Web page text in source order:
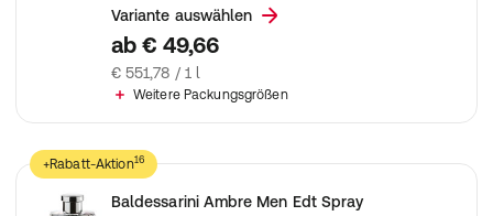
Baldessarini Cool Force Edt Spray
Variante auswählen
ab € 49,66
€ 551,78 / 1 l
Weitere Packungsgrößen
+Rabatt-Aktion16
Baldessarini Ambre Men Edt Spray